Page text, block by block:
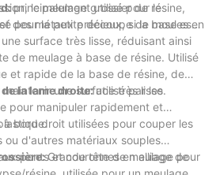
le meulage grossier de résine,
pour la petite découpe de moules en
principalement utilisé pour le
des métaux précieux, si la base est
surface très lisse, réduisant ainsi
de meulage à base de résine. Utilisé
et rapide de la base de résine, de
une surface très lisse.
la lame droite:utilisé par les
pour manipuler rapidement et
à bord droit utilisées pour couper les
d'autres matériaux souples
ponts et couronnes en alliage de
Grande tête de meulage pour